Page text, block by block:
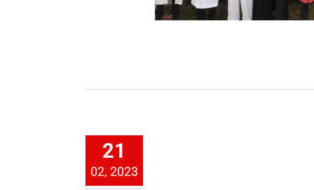
21
02, 2023
Kunstrasenpremiere